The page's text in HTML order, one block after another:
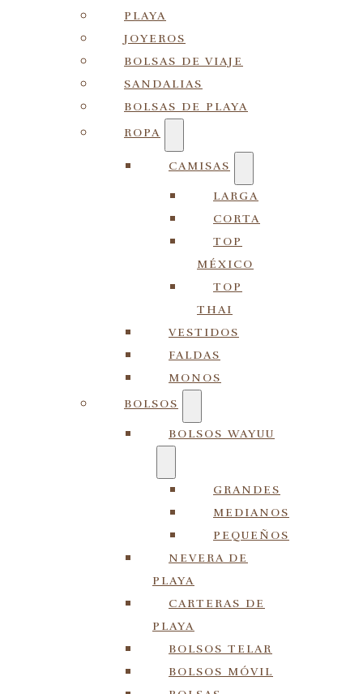
PLAYA
JOYEROS
BOLSAS DE VIAJE
SANDALIAS
BOLSAS DE PLAYA
ROPA
CAMISAS
LARGA
CORTA
TOP
MÉXICO
TOP
THAI
VESTIDOS
FALDAS
MONOS
BOLSOS
BOLSOS WAYUU
GRANDES
MEDIANOS
PEQUEÑOS
NEVERA DE
PLAYA
CARTERAS DE
PLAYA
BOLSOS TELAR
BOLSOS MÓVIL